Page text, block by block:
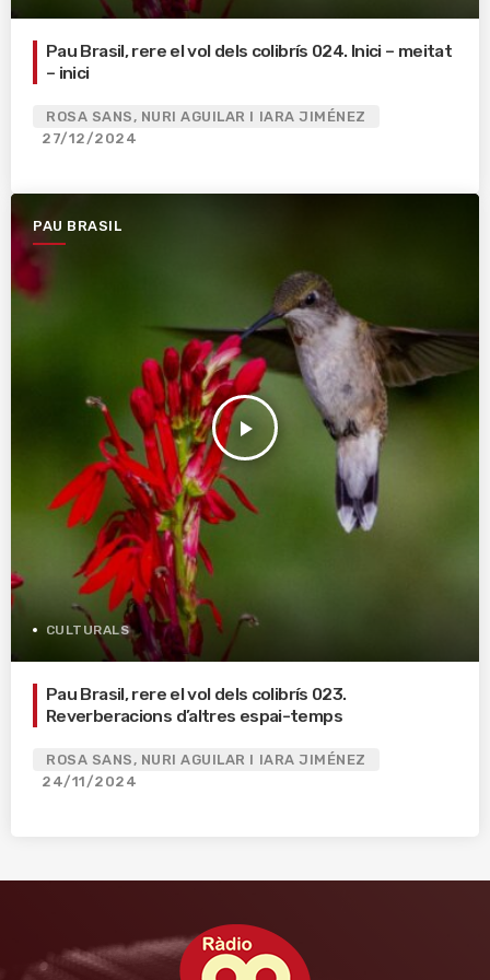
Pau Brasil, rere el vol dels colibrís 024. Inici – meitat
– inici
ROSA SANS, NURI AGUILAR I IARA JIMÉNEZ
27/12/2024
PAU BRASIL
play_arrow
CULTURALS
Pau Brasil, rere el vol dels colibrís 023.
Reverberacions d’altres espai-temps
ROSA SANS, NURI AGUILAR I IARA JIMÉNEZ
24/11/2024